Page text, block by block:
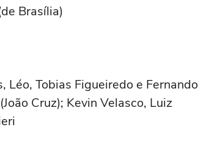
Brasília)
Léo, Tobias Figueiredo e Fernando
Cruz); Kevin Velasco, Luiz